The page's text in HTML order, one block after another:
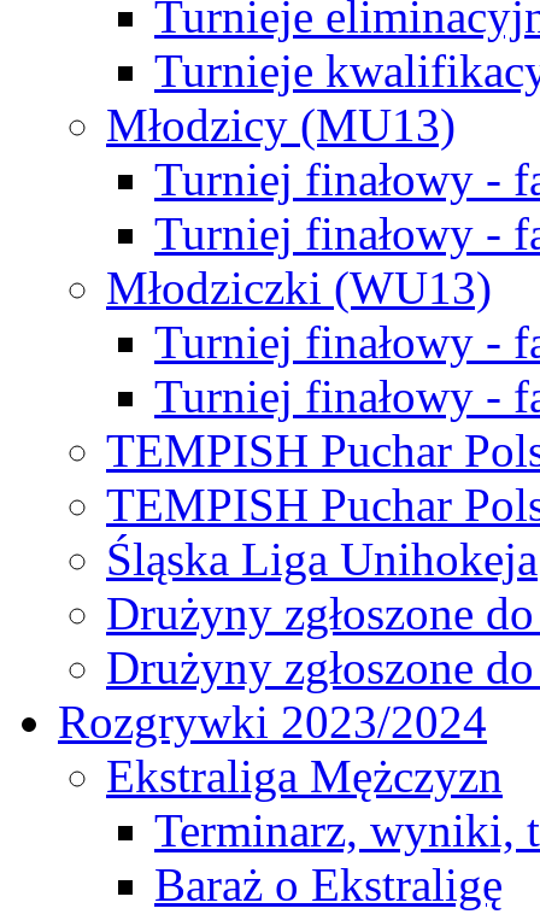
Turnieje
Turnieje
Młodzicy (MU13)
Turniej finałowy -
Turniej finałowy -
Młodziczki (WU13)
Turniej finałowy -
Turniej finałowy -
TEMPISH Puchar
TEMPISH Puchar
Śląska Liga Unihokeja
Drużyny zgłoszone
Drużyny zgłoszone
Rozgrywki 2023/2024
Ekstraliga Mężczyzn
Terminarz, wyniki,
Baraż o Ekstraligę